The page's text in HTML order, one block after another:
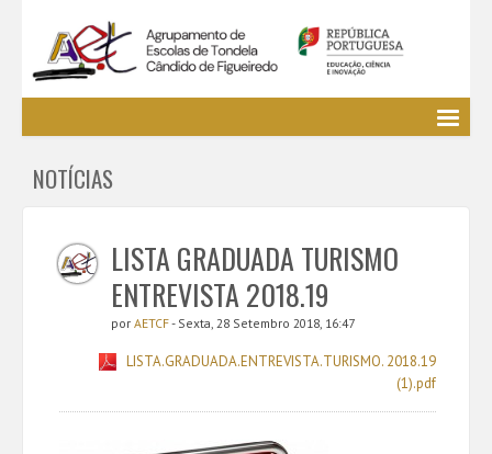
EE / Alunos
Cursos Profissionais
Bibliotecas
Media AETCF
Legislação
Utilizador não identificado. (
NOTÍCIAS
LISTA GRADUADA TURISMO
ENTREVISTA 2018.19
por AETCF- Sexta, 28 Setembro 2018, 16:47
LISTA.GRADUADA.ENTREVISTA.TURISMO. 2018.19
(1).pdf